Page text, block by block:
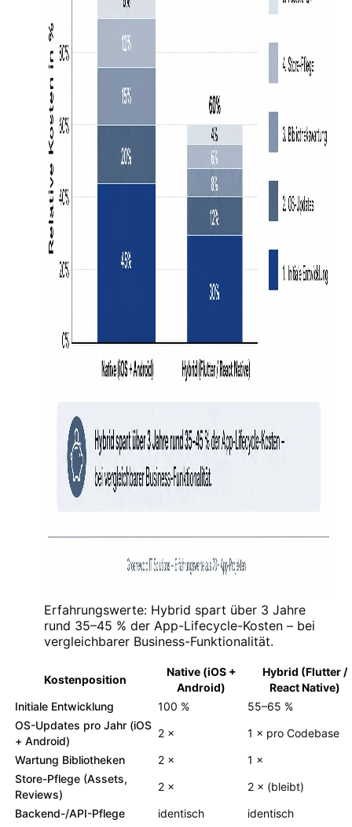
Erfahrungswerte: Hybrid spart über 3 Jahre
rund 35–45 % der App-Lifecycle-Kosten – bei
vergleichbarer Business-Funktionalität.
Kostenposition
Native (iOS +
Android)
Hybrid (Flutter /
React Native)
Initiale Entwicklung
100 %
55–65 %
OS-Updates pro Jahr (iOS
+ Android)
2 ×
1 × pro Codebase
Wartung Bibliotheken
2 ×
1 ×
Store-Pflege (Assets,
Reviews)
2 ×
2 × (bleibt)
Backend-/API-Pflege
identisch
identisch